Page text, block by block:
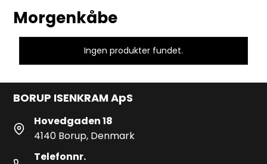
Morgenkåbe
Ingen produkter fundet.
BORUP ISENKRAM ApS
Hovedgaden 18
4140 Borup, Denmark
Telefonnr.